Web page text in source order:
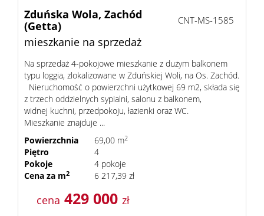
Zduńska Wola, Zachód
(Getta)
mieszkanie na sprzedaż
CNT-MS-1585
Na sprzedaż 4-pokojowe mieszkanie z dużym balkonem
typu loggia, zlokalizowane w Zduńskiej Woli, na Os. Zachód.
Nieruchomość o powierzchni użytkowej 69 m2, składa się
z trzech oddzielnych sypialni, salonu z balkonem,
widnej kuchni, przedpokoju, łazienki oraz WC.
Mieszkanie znajduje ...
Powierzchnia
69,00 m2
Piętro
4
Pokoje
4 pokoje
Cena za m2 6 217,39 zł
cena 429 000 zł